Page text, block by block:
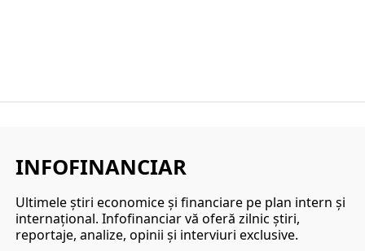
INFOFINANCIAR
Ultimele ştiri economice şi financiare pe plan intern şi
internaţional. Infofinanciar vă oferă zilnic ştiri,
reportaje, analize, opinii şi interviuri exclusive.